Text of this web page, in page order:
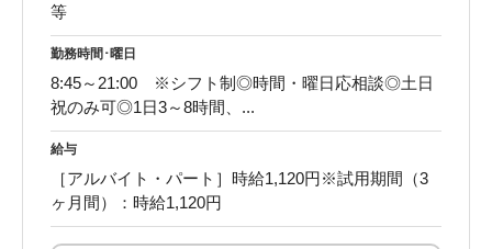
等
勤務時間･曜日
8:45～21:00 ※シフト制◎時間・曜日応相談◎土日
祝のみ可◎1日3～8時間、...
給与
［アルバイト・パート］時給1,120円※試用期間（3
ヶ月間）：時給1,120円